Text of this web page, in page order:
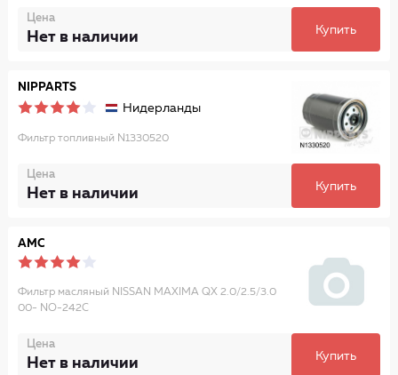
Цена
Нет в наличии Купить
NIPPARTS
Нидерланды
Фильтр топливный N1330520
Цена
Нет в наличии Купить
AMC
Фильтр масляный NISSAN MAXIMA QX 2.0/2.5/3.0
00- NO-242C
Цена
Нет в наличии Купить